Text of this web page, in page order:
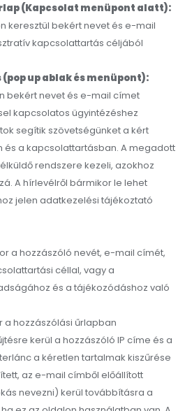
(Kapcsolat menüpont alatt):
keresztül bekért nevet és e-mail
kapcsolattartás céljából
up ablak és menüpont):
bekért nevet és e-mail címet
kapcsolatos ügyintézéshez
segítik szövetségünket a kért
a kapcsolattartásban. A megadott
rendszere kezeli, azokhoz
A hírlevélről bármikor le lehet
jelen adatkezelési tájékoztató
a hozzászóló nevét, e-mail címét,
céllal, vagy a
és a tájékozódáshoz való
a hozzászólási űrlapban
kerül a hozzászóló IP címe és a
a kéretlen tartalmak kiszűrése
az e-mail címből előállított
nevezni) kerül továbbításra a